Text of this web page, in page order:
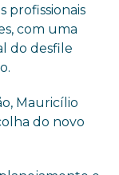
profissionais
com uma
do desfile
Mauricílio
do novo